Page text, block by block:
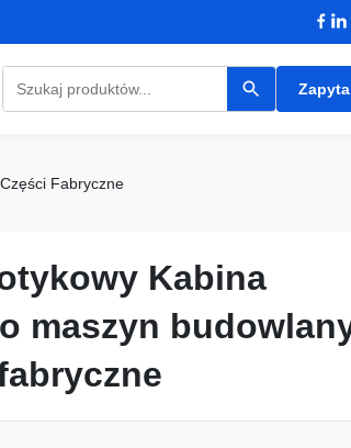
Fabryczne
Kabina
maszyn
Kabina
maszyn